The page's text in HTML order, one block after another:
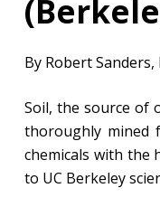
By Robert
Soil, the source of
thoroughly mined
chemicals with the
to UC Berkeley